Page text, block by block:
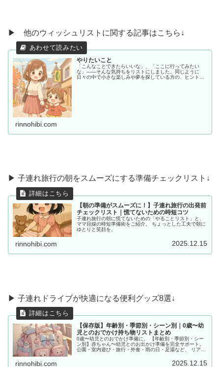
▶ 他のウィッシュリストに関する記事はこちら↓
やりたいこと
「こんなことできたらいいな」、「ここに行ってみたい
な」——そんな気持ちをリストにしました。同じように
日々の中で小さな楽しみや夢を探している方の、ヒントや
rinnohibi.com
▶ 子連れ旅行の朝をスムーズにする準備チェックリスト↓
【朝の準備がスムーズに！】子連れ旅行の出発前
チェックリスト｜慌てないための時短コツ
子連れ旅行の朝に慌てないための「やることリスト」と、
ママ目線の時短準備術をご紹介。 ちょっとした工夫で朝に
ゆとりと笑顔を。
rinnohibi.com 2025.12.15
▶︎ 子連れドライブが快適になる便利グッズ8選↓
【保存版】年齢別・季節別・シーン別｜0歳〜幼
児とのおでかけ持ち物リストまとめ
0歳〜幼児とのおでかけ準備に。 【年齢別・季節別・シー
ン別】赤ちゃん〜幼児とのお出かけ準備を完全サポート。
公園・室内遊び・旅行・外食・雨の日・足湯など、 リアル
rinnohibi.com 2025.12.15